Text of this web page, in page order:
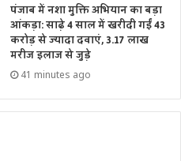
पंजाब में नशा मुक्ति अभियान का बड़ा
आंकड़ा: साढ़े 4 साल में खरीदी गईं 43
करोड़ से ज्यादा दवाएं, 3.17 लाख
मरीज इलाज से जुड़े
41 minutes ago